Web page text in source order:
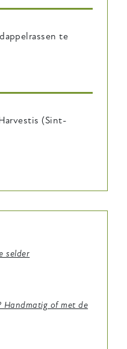
te
(Sint-
selder
Handmatig of met de